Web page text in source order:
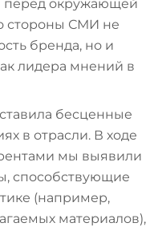
перед окружающей
стороны СМИ не
бренда, но и
лидера мнений в
бесценные
в отрасли. В ходе
мы выявили
способствующие
(например,
материалов),